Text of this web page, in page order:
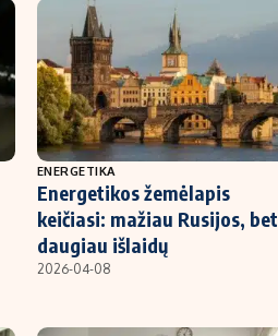
ENERGETIKA
Energetikos žemėlapis
keičiasi: mažiau Rusijos, bet
daugiau išlaidų
2026-04-08